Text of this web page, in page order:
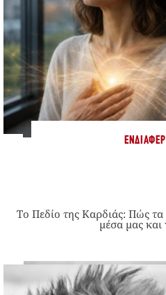
Το Πεδίο της Καρδιάς: Πώς
μέσα μας